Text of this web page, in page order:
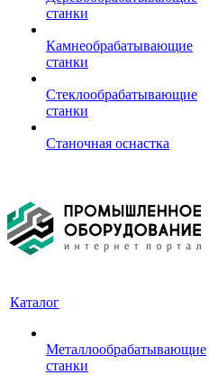
станки
Камнеобрабатывающие
станки
Стеклообрабатывающие
станки
Станочная оснастка
Каталог
Металлообрабатывающие
станки